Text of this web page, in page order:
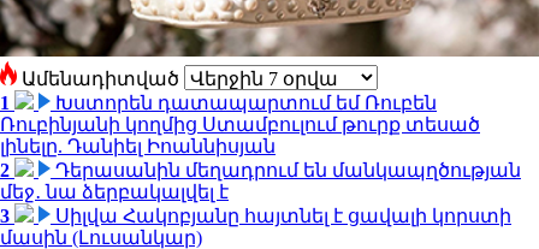
Ամենադիտված
1
Խստորեն դատապարտում եմ Ռուբեն
Ռուբինյանի կողմից Ստամբուլում թուրք տեսած
լինելը. Դանիել Իոաննիսյան
2
Դերասանին մեղադրում են մանկապղծության
մեջ․ նա ձերբակալվել է
3
Սիլվա Հակոբյանը հայտնել է ցավալի կորստի
մասին (Լուսանկար)